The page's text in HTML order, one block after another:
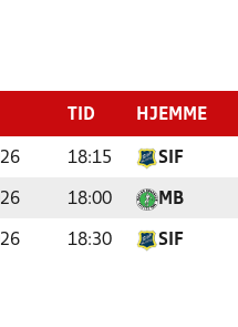
TID HJEMME
18:15 SIF
18:00 MB
18:30 SIF